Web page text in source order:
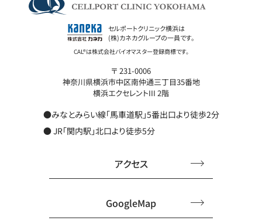
セルポートクリニック横浜は
(株)カネカグループの一員です。
〒 231-0006
神奈川県横浜市中区南仲通三丁目35番地
横浜エクセレントIII 2階
●みなとみらい線「馬車道駅」5番出口より徒歩2分
● JR「関内駅」北口より徒歩5分
アクセス
GoogleMap